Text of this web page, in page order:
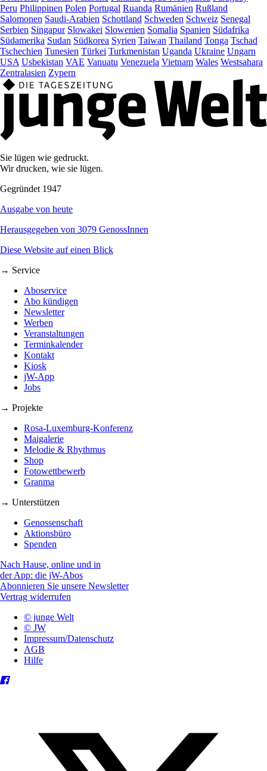
Peru Philippinen Polen Portugal Ruanda Rumänien Rußland
Salomonen Saudi-Arabien Schottland Schweden Schweiz Senegal
Serbien Singapur Slowakei Slowenien Somalia Spanien Südafrika
Südamerika Sudan Südkorea Syrien Taiwan Thailand Tonga Tschad
Tschechien Tunesien Türkei Turkmenistan Uganda Ukraine Ungarn
USA Usbekistan VAE Vanuatu Venezuela Vietnam Wales Westsahara
Zentralasien Zypern
Sie lügen wie gedruckt.
Wir drucken, wie sie lügen.
Gegründet 1947
Ausgabe von heute
Herausgegeben von 3079 GenossInnen
Diese Website auf einen Blick
→ Service
Aboservice
Abo kündigen
Newsletter
Werben
Veranstaltungen
Terminkalender
Kontakt
Kiosk
jW-App
Jobs
→ Projekte
Rosa-Luxemburg-Konferenz
Maigalerie
Melodie & Rhythmus
Shop
Fotowettbewerb
Granma
→ Unterstützen
Genossenschaft
Aktionsbüro
Spenden
Nach Hause, online und in
der App: die jW-Abos
Abonnieren Sie unsere Newsletter
Vertrag widerrufen
© junge Welt
© JW
Impressum/Datenschutz
AGB
Hilfe